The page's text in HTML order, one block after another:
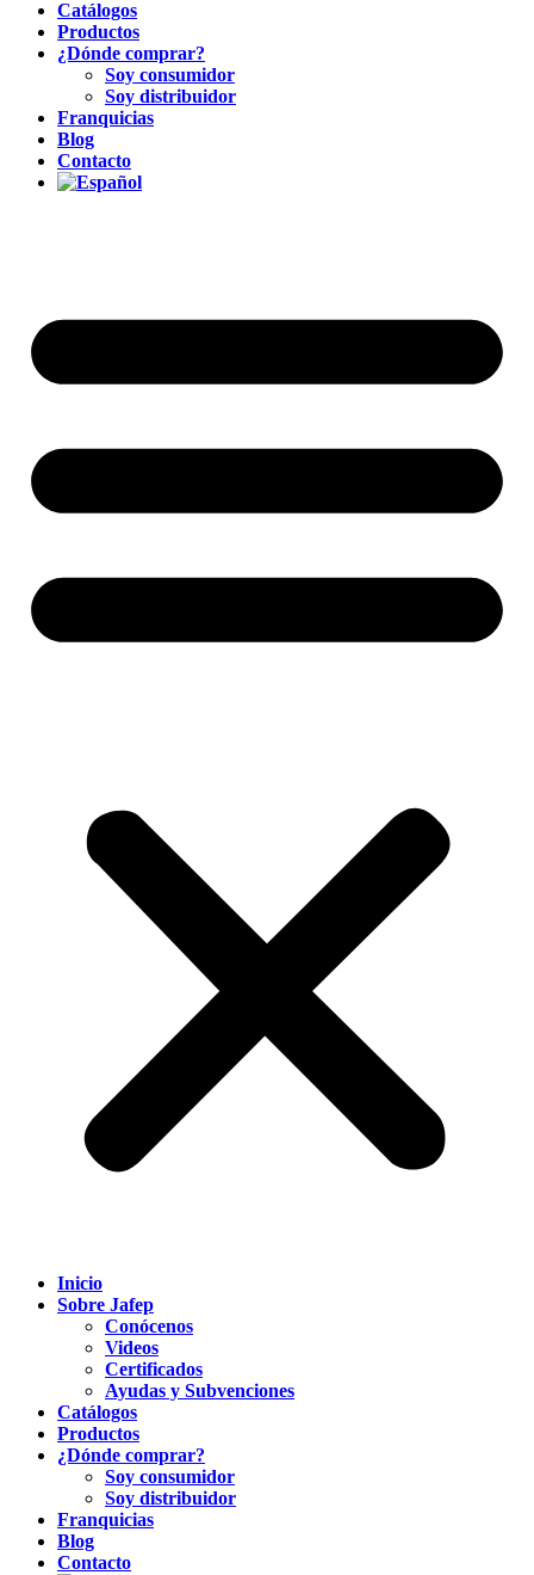
Catálogos
Productos
¿Dónde comprar?
Soy consumidor
Soy distribuidor
Franquicias
Blog
Contacto
Inicio
Sobre Jafep
Conócenos
Videos
Certificados
Ayudas y Subvenciones
Catálogos
Productos
¿Dónde comprar?
Soy consumidor
Soy distribuidor
Franquicias
Blog
Contacto